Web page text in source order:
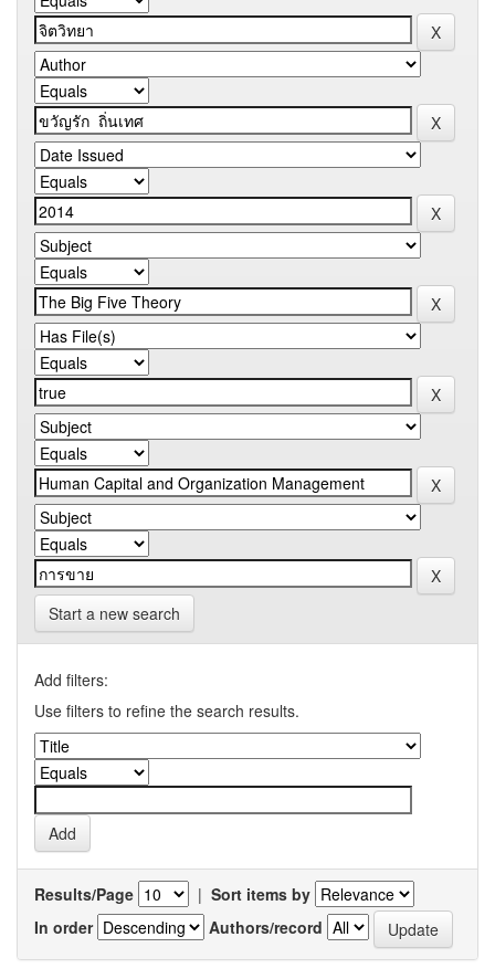
Start a new search
Add filters:
Use filters to refine the search results.
Results/Page | Sort items by
In order
Authors/record